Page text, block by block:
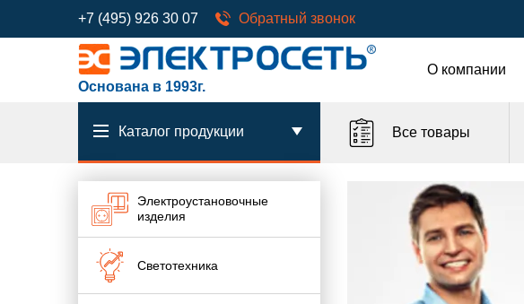
+7 (495) 926 30 07 Обратный звонок
Основана в 1993г.
О компании
Каталог продукции Все товары
Электроустановочные
изделия
Светотехника